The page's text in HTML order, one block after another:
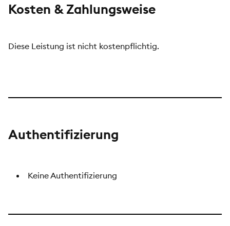
Kosten & Zahlungsweise
Diese Leistung ist nicht kostenpflichtig.
Authentifizierung
Keine Authentifizierung